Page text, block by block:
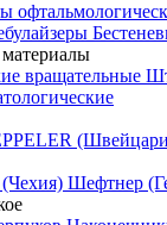
вращательные
Шефтнер